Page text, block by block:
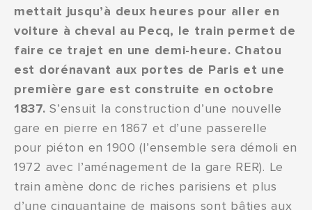
mettait jusqu’à deux heures pour aller en
voiture à cheval au Pecq, le train permet de
faire ce trajet en une demi-heure. Chatou
est dorénavant aux portes de Paris et une
première gare est construite en octobre
1837.S’ensuit la construction d’une nouvelle
gare en pierre en 1867 et d’une passerelle
pour piéton en 1900 (l’ensemble sera démoli en
1972 avec l’aménagement de la gare RER). Le
train amène donc de riches parisiens et plus
d’une cinquantaine de maisons sont bâties aux